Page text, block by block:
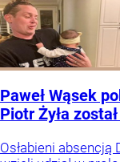
Paweł Wąsek
Piotr Żyła
Osłabieni